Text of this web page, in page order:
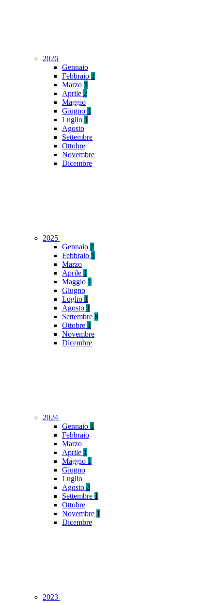
2026
Gennaio
Febbraio 1
Marzo 3
Aprile 2
Maggio
Giugno 1
Luglio 1
Agosto
Settembre
Ottobre
Novembre
Dicembre
2025
Gennaio 2
Febbraio 1
Marzo
Aprile 1
Maggio 1
Giugno
Luglio 1
Agosto 1
Settembre 8
Ottobre 1
Novembre
Dicembre
2024
Gennaio 1
Febbraio
Marzo
Aprile 1
Maggio 1
Giugno
Luglio
Agosto 2
Settembre 1
Ottobre
Novembre 1
Dicembre
2023